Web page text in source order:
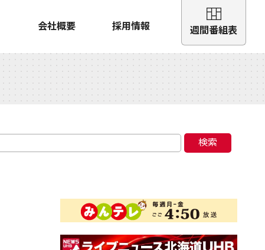
会社概要 採用情報 週間番組表
検索